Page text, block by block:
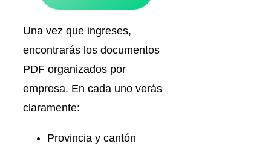
Una vez que ingreses,
encontrarás los documentos
PDF organizados por
empresa. En cada uno verás
claramente:
Provincia y cantón